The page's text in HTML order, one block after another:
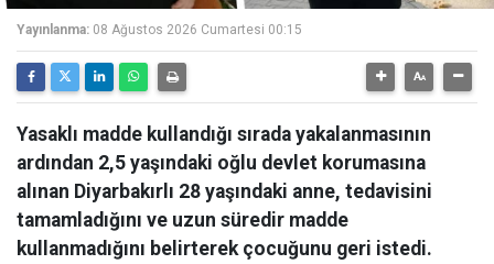
Yayınlanma: 08 Ağustos 2026 Cumartesi 00:15
Yasaklı madde kullandığı sırada yakalanmasının
ardından 2,5 yaşındaki oğlu devlet korumasına
alınan Diyarbakırlı 28 yaşındaki anne, tedavisini
tamamladığını ve uzun süredir madde
kullanmadığını belirterek çocuğunu geri istedi.